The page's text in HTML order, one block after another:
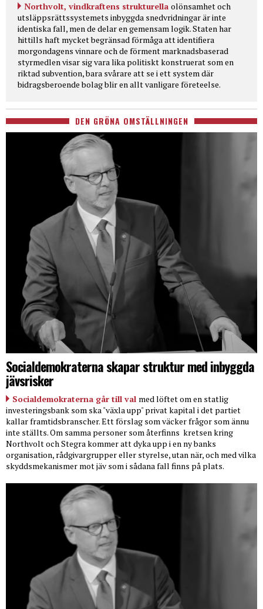
Northvolt, vindkraftens strukturella olönsamhet och
utsläppsrättssystemets inbyggda snedvridningar är inte
identiska fall, men de delar en gemensam logik. Staten har
hittills haft mycket begränsad förmåga att identifiera
morgondagens vinnare och de förment marknadsbaserad
styrmedlen visar sig vara lika politiskt konstruerat som en
riktad subvention, bara svårare att se i ett system där
bidragsberoende bolag blir en allt vanligare företeelse.
DEN GRÖNA OMSTÄLLNINGEN
Socialdemokraterna skapar struktur med inbyggda
jävsrisker
Socialdemokraterna går till val med löftet om en statlig
investeringsbank som ska "växla upp" privat kapital i det partiet
kallar framtidsbranscher. Ett förslag som väcker frågor som ännu
inte ställts. Om samma personer som återfinns kretsen kring
Northvolt och Stegra kommer att dyka upp i en ny banks
organisation, rådgivargrupper eller styrelse, utan när, och med vilka
skyddsmekanismer mot jäv som i sådana fall finns på plats.